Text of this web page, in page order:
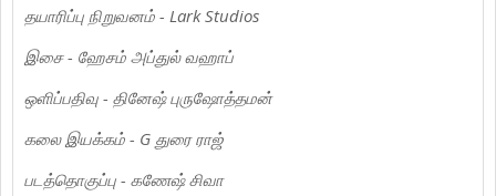
தயாரிப்பு நிறுவனம் - Lark Studios
இசை - ஹேசம் அப்துல் வஹாப்
ஒளிப்பதிவு - தினேஷ் புருஷோத்தமன்
கலை இயக்கம் - G துரை ராஜ்
படத்தொகுப்பு - கணேஷ் சிவா